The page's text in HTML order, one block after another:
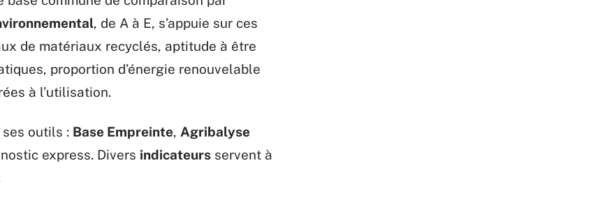
, de A à E, s’appuie sur ces
de matériaux recyclés, aptitude à être
proportion d’énergie renouvelable
à l’utilisation.
outils : Base Empreinte, Agribalyse
express. Divers indicateurs servent à